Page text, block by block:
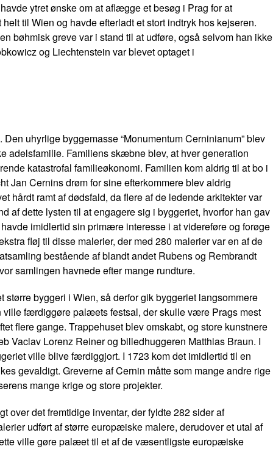
ytret ønske om at aflægge et besøg i Prag for at
til Wien og havde efterladt et stort indtryk hos kejseren.
bøhmisk greve var i stand til at udføre, også selvom han ikke
og Liechtenstein var blevet optaget i
uhyrlige byggemasse “Monumentum Cerninianum” blev
adelsfamilie. Familiens skæbne blev, at hver generation
katastrofal familieøkonomi. Familien kom aldrig til at bo i
Cernins drøm for sine efterkommere blev aldrig
hårdt ramt af dødsfald, da flere af de ledende arkitekter var
af dette lysten til at engagere sig i byggeriet, hvorfor han gav
imidlertid sin primære interesse i at videreføre og forøge
fløj til disse malerier, der med 280 malerier var en af de
bestående af blandt andet Rubens og Rembrandt
samlingen havnede efter mange rundture.
byggeri i Wien, så derfor gik byggeriet langsommere
ville færdiggøre palæets festsal, der skulle være Prags mest
flere gange. Trappehuset blev omskabt, og store kunstnere
Vaclav Lorenz Reiner og billedhuggeren Matthias Braun. I
ville blive færdiggjort. I 1723 kom det imidlertid til en
gevaldigt. Greverne af Cernin måtte som mange andre rige
mange krige og store projekter.
over det fremtidige inventar, der fyldte 282 sider af
udført af større europæiske malere, derudover et utal af
ville gøre palæet til et af de væsentligste europæiske